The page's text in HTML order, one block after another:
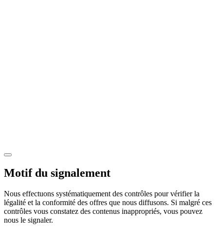
Motif du signalement
Nous effectuons systématiquement des contrôles pour vérifier la
légalité et la conformité des offres que nous diffusons. Si malgré ces
contrôles vous constatez des contenus inappropriés, vous pouvez
nous le signaler.